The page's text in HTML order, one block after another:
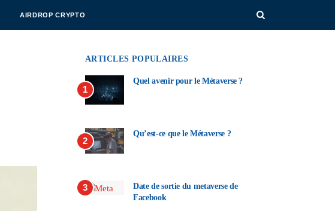
AIRDROP CRYPTO
ARTICLES POPULAIRES
1
Quel avenir pour le Métaverse ?
2
Qu’est-ce que le Métaverse ?
3
Date de sortie du metaverse de
Facebook